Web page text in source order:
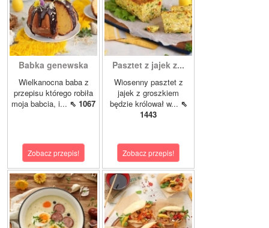
Babka genewska
Wielkanocna baba z
przepisu którego robiła
moja babcia, i... ⇖ 1067
Zobacz przepis!
Pasztet z jajek z...
Wiosenny pasztet z
jajek z groszkiem
będzie królował w... ⇖
1443
Zobacz przepis!